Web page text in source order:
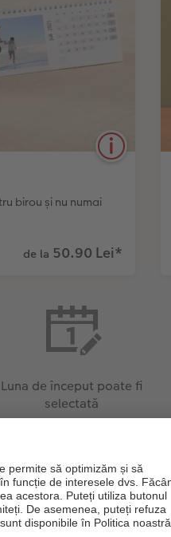
birou și nu numai
de la 50.90 Lei*
puteți alege luna
de începere
de birou
cu propriile
când vă
Luna de început poate fi
selectată